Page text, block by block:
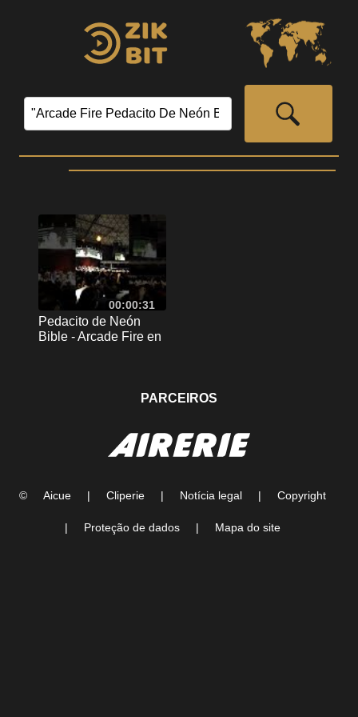
00:00:31
Pedacito de Neón
Bible - Arcade Fire en
PARCEIROS
© Aicue | Cliperie | Notícia legal | Copyright
| Proteção de dados | Mapa do site